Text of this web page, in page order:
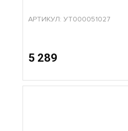
АРТИКУЛ: УТ000051027
5 289